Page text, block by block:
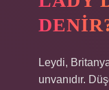
Leydi,
unvanıdır.